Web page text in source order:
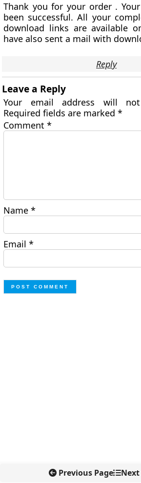
Thank you for your order .
been successful. All your
download links are available
have also sent a mail with
Reply
Leave a Reply
Your email address will
Required fields are marked*
Comment*
Name*
Email*
Previous Page Next